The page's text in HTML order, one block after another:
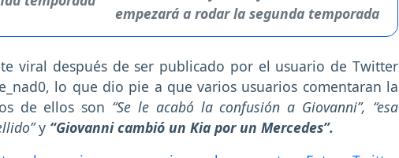
empezará a rodar la segunda temporada
viral después de ser publicado por el usuario de Twitter
lo que dio pie a que varios usuarios comentaran la
de ellos son “Se le acabó la confusión a Giovanni”, “esa
y “Giovanni cambió un Kia por un Mercedes”.